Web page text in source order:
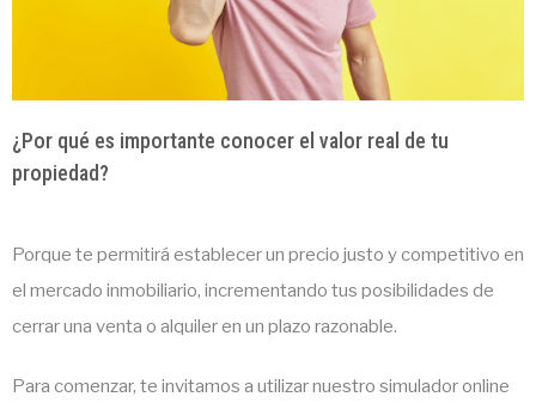
¿Por qué es importante conocer el valor real de tu
propiedad?
Porque te permitirá establecer un precio justo y competitivo en
el mercado inmobiliario, incrementando tus posibilidades de
cerrar una venta o alquiler en un plazo razonable.
Para comenzar, te invitamos a utilizar nuestro simulador online